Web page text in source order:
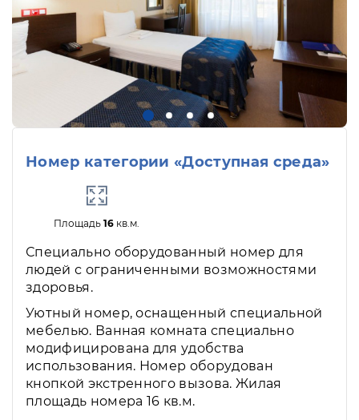
Номер категории «Доступная среда»
Площадь16 кв.м.
Специально оборудованный номер для
людей с ограниченными возможностями
здоровья.
Уютный номер, оснащенный специальной
мебелью. Ванная комната специально
модифицирована для удобства
использования. Номер оборудован
кнопкой экстренного вызова. Жилая
площадь номера 16 кв.м.